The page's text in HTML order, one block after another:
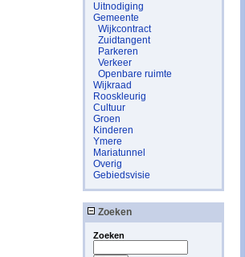
Uitnodiging
Gemeente
Wijkcontract
Zuidtangent
Parkeren
Verkeer
Openbare ruimte
Wijkraad
Rooskleurig
Cultuur
Groen
Kinderen
Ymere
Mariatunnel
Overig
Gebiedsvisie
Zoeken
Zoeken